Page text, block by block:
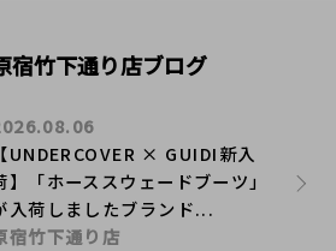
宿竹下通り店ブログ
【UNDERCOVER × GUIDI新入
】「ホーススウェードブーツ」
入荷しましたブランド...
宿竹下通り店